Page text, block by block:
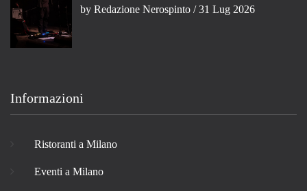
by Redazione Nerospinto / 31 Lug 2026
Informazioni
Ristoranti a Milano
Eventi a Milano